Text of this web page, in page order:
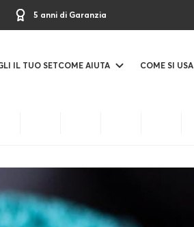
5 anni di Garanzia
IL TUO SETCOME AIUTA COME SI USA